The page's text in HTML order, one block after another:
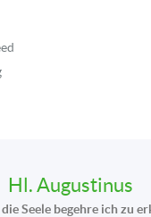
Hl. Augustinus
Seele begehre ich zu